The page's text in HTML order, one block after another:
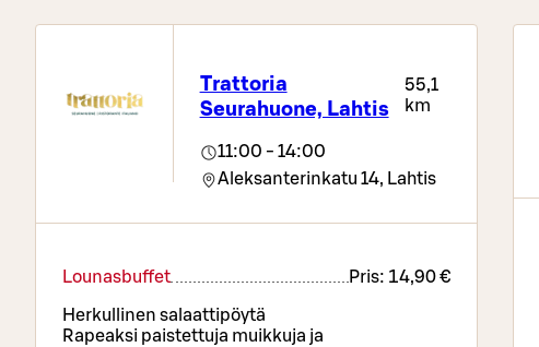
Trattoria
Seurahuone, Lahtis
55,1
km
11:00 - 14:00
Aleksanterinkatu 14, Lahtis
Lounasbuffet Pris: 14,90 €
Herkullinen salaattipöytä
Rapeaksi paistettuja muikkuja ja